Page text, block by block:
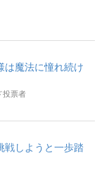
は魔法に憧れ続け
投票者
戦しようと一歩踏